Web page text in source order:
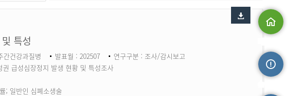
맵
특성
간건강과질병 발표월 : 202507
연구구분 : 조사/감시보고
급성심장정지 발생 현황 및 특성조사
; 일반인 심폐소생술
손상정보